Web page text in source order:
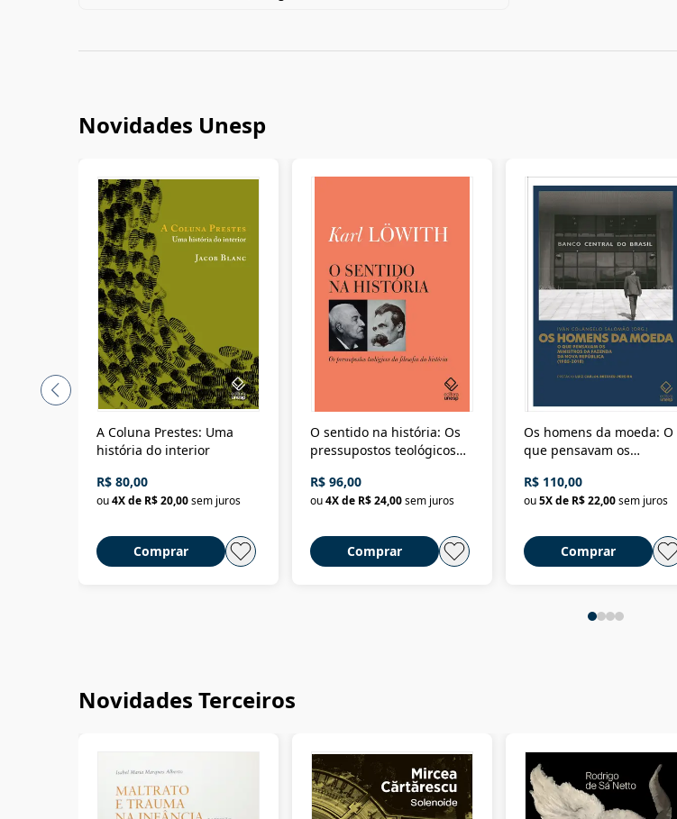
Novidades Unesp
A Coluna Prestes: Uma
história do interior
R$ 80,00
ou4X de R$ 20,00sem juros
Comprar
O sentido na história: Os
pressupostos teológicos
R$ 96,00
ou4X de R$ 24,00sem juros
Comprar
Os homens da moeda: O
que pensavam os
Nova República (1985-
2018)
R$ 110,00
ou5X de R$ 22,00sem juros
Comprar
Novidades Terceiros